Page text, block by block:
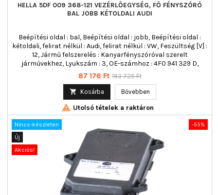
HELLA 5DF 009 368-121 VEZÉRLŐEGYSÉG, FŐ FÉNYSZÓRÓ
BAL JOBB KÉTOLDALI AUDI
Beépítési oldal : bal, Beépítési oldal : jobb, Beépítési oldal :
kétoldali, felirat nélkül : Audi, felirat nélkül : VW, Feszültség [V] :
12, Jármű felszerelés : Kanyarfényszóróval szerelt
járművekhez, Lyukszám : 3, OE-számhoz : 4F0 941 329 D,
Rögzítési mód : csavarozott, Szakszemélyz. végzett
összeszerelés/szétszerelés szükséges! : , Tömeg [g] : 117,
Világítás funkció : Kanyarfényhez, Világításfajta : Xenon
Ár
87 176 Ft Normál
193 725 Ft
 Kosárba Bővebben
 Utolsó tételek a raktáron
-55%
Nincs-készleten
Új
Akciós!